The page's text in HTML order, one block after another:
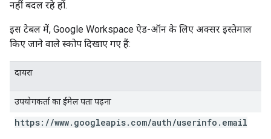
नहीं बदल रहे हों.
इस टेबल में, Google Workspace ऐड-ऑन के लिए अक्सर इस्तेमाल
किए जाने वाले स्कोप दिखाए गए हैं:
दायरा
उपयोगकर्ता का ईमेल पता पढ़ना
https: //www. googleapis. com/auth/userinfo . email